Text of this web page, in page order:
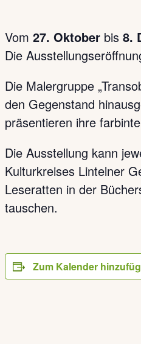
Vom 27. Oktober bis 8.
Die
Die Malergruppe
den Gegenstand
präsentieren ihre
Die Ausstellung kann
Kulturkreises Lintelner
Leseratten in der
tauschen.
Zum Kalender